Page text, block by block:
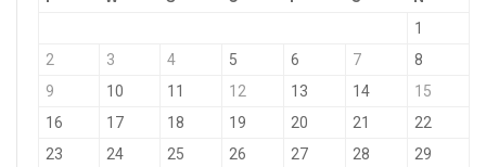
1
2
3 4 5 6 7
8
9
10 11 12 13 14
15
16
17 18 19 20 21
22
23
24 25 26 27 28
29